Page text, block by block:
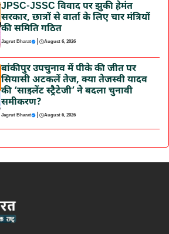
JPSC-JSSC विवाद पर झुकी हेमंत
सरकार, छात्रों से वार्ता के लिए चार मंत्रियों
की समिति गठित
Jagrut Bharat | August 6, 2026
बांकीपुर उपचुनाव में पीके की जीत पर
सियासी अटकलें तेज, क्या तेजस्वी यादव
की ‘साइलेंट स्ट्रैटेजी’ ने बदला चुनावी
समीकरण?
Jagrut Bharat | August 6, 2026